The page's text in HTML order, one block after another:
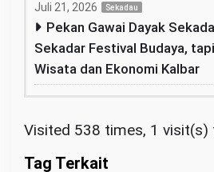
Juli 21, 2026 Sekadau
Pekan Gawai Dayak
Sekadar Festival Budaya,
Wisata dan Ekonomi Kalbar
Visited 538 times, 1 visit(s)